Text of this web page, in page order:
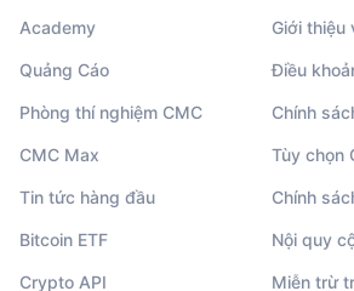
Academy
Quảng Cáo
Phòng thí nghiệm CMC
CMC Max
Tin tức hàng đầu
Bitcoin ETF
Crypto API
Giới thiệu
Điều
Chính
Tùy chọn
Chính
Nội quy
Miễn trừ